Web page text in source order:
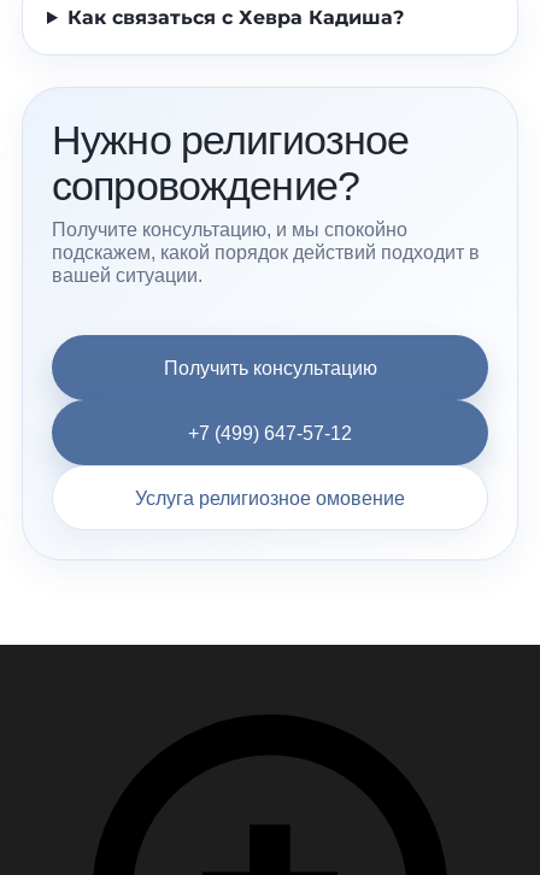
Как связаться с Хевра Кадиша?
Нужно религиозное
сопровождение?
Получите консультацию, и мы спокойно
подскажем, какой порядок действий подходит в
вашей ситуации.
Получить консультацию
+7 (499) 647-57-12
Услуга религиозное омовение